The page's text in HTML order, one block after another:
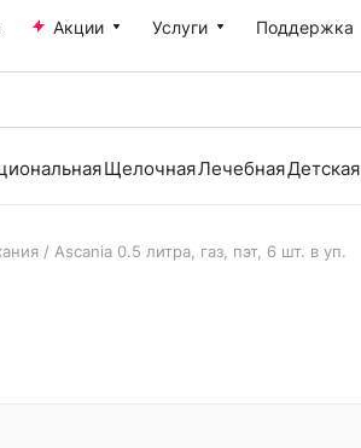
Акции Услуги Поддержка
ЩелочнаяЛечебнаяДетская
/ Ascania 0.5 литра, газ, пэт, 6 шт. в уп.